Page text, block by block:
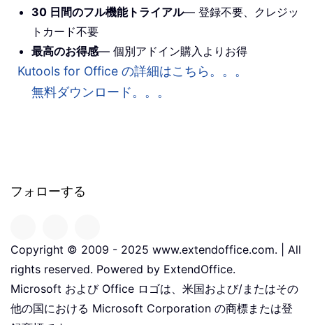
30 日間のフル機能トライアル— 登録不要、クレジッ
トカード不要
最高のお得感— 個別アドイン購入よりお得
Kutools for Office の詳細はこちら。。。
無料ダウンロード。。。
フォローする
Copyright © 2009 - 2025 www.extendoffice.com. | All
rights reserved. Powered by ExtendOffice.
Microsoft および Office ロゴは、米国および/またはその
他の国における Microsoft Corporation の商標または登